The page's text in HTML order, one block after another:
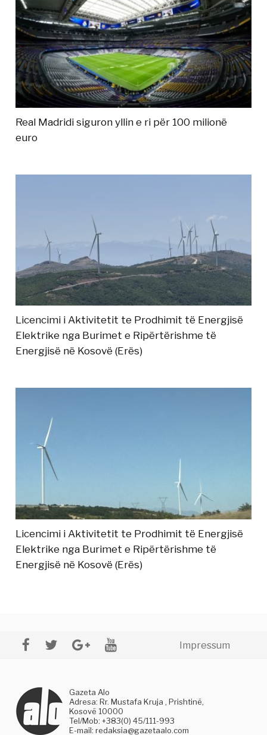
Real Madridi siguron yllin e ri për 100 milionë
euro
Licencimi i Aktivitetit te Prodhimit të Energjisë
Elektrike nga Burimet e Ripërtërishme të
Energjisë në Kosovë (Erës)
Licencimi i Aktivitetit te Prodhimit të Energjisë
Elektrike nga Burimet e Ripërtërishme të
Energjisë në Kosovë (Erës)
Impressum
Gazeta Alo
Adresa: Rr. Mustafa Kruja , Prishtinë,
Kosovë 10000
Tel/Mob: +383(0) 45/111-993
E-mail:redaksia@gazetaalo.com